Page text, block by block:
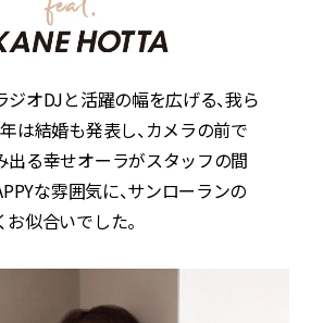
オDJと活躍の幅を広げる、我ら
は結婚も発表し、カメラの前で
出る幸せオーラがスタッフの間
な雰囲気に、サンローランの
似合いでした。